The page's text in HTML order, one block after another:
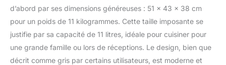
d’abord par ses dimensions généreuses : 51 x 43 x 38 cm
pour un poids de 11 kilogrammes. Cette taille imposante se
justifie par sa capacité de 11 litres, idéale pour cuisiner pour
une grande famille ou lors de réceptions. Le design, bien que
décrit comme gris par certains utilisateurs, est moderne et